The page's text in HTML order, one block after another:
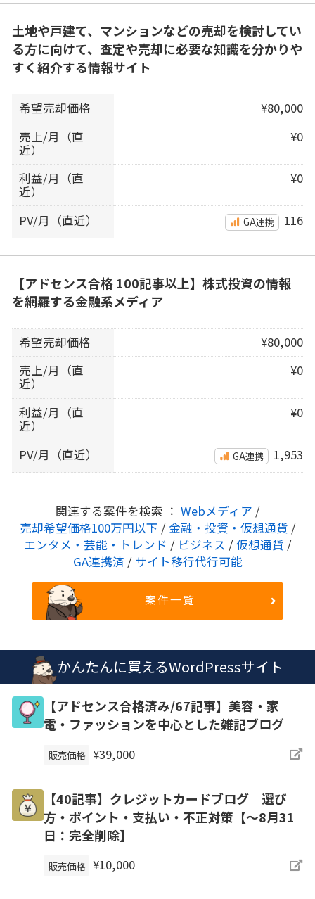
土地や戸建て、マンションなどの売却を検討してい
る方に向けて、査定や売却に必要な知識を分かりや
すく紹介する情報サイト
希望売却価格
¥80,000
売上/月（直
近）
¥0
利益/月（直
近）
¥0
PV/月（直近） GA連携 116
【アドセンス合格 100記事以上】株式投資の情報
を網羅する金融系メディア
希望売却価格
¥80,000
売上/月（直
近）
¥0
利益/月（直
近）
¥0
PV/月（直近） GA連携 1,953
関連する案件を検索 ： Webメディア /
売却希望価格100万円以下 / 金融・投資・仮想通貨 /
エンタメ・芸能・トレンド / ビジネス / 仮想通貨 /
GA連携済 / サイト移行代行可能
案件一覧
かんたんに買えるWordPressサイト
【アドセンス合格済み/67記事】美容・家
電・ファッションを中心とした雑記ブログ
販売価格 ¥39,000
【40記事】クレジットカードブログ｜選び
方・ポイント・支払い・不正対策【～8月31
日：完全削除】
販売価格 ¥10,000